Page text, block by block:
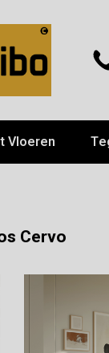
Vloeren
Cervo